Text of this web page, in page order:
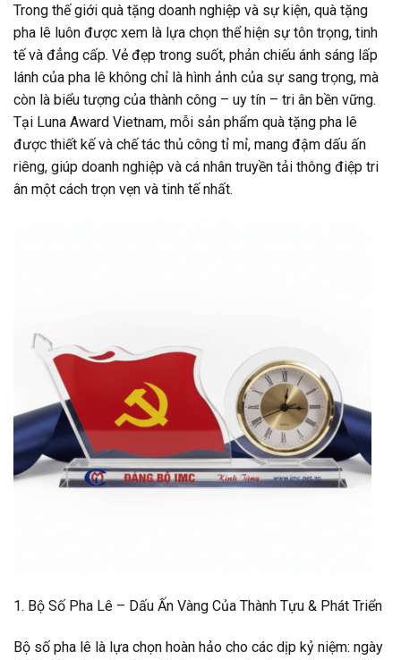
Trong thế giới quà tặng doanh nghiệp và sự kiện, quà tặng
pha lê luôn được xem là lựa chọn thể hiện sự tôn trọng, tinh
tế và đẳng cấp. Vẻ đẹp trong suốt, phản chiếu ánh sáng lấp
lánh của pha lê không chỉ là hình ảnh của sự sang trọng, mà
còn là biểu tượng của thành công – uy tín – tri ân bền vững.
Tại Luna Award Vietnam, mỗi sản phẩm quà tặng pha lê
được thiết kế và chế tác thủ công tỉ mỉ, mang đậm dấu ấn
riêng, giúp doanh nghiệp và cá nhân truyền tải thông điệp tri
ân một cách trọn vẹn và tinh tế nhất.
1. Bộ Số Pha Lê – Dấu Ấn Vàng Của Thành Tựu & Phát Triển
Bộ số pha lê là lựa chọn hoàn hảo cho các dịp kỷ niệm: ngày